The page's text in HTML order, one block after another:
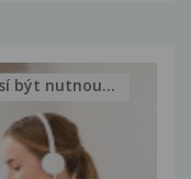
být nutnou...